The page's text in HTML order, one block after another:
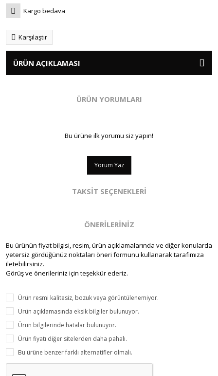
Kargo bedava
Karşılaştır
ÜRÜN AÇIKLAMASI
ÜRÜN YORUMLARI
Bu ürüne ilk yorumu siz yapın!
Yorum Yaz
TAKSİT SEÇENEKLERİ
ÖNERİLERİNİZ
Bu ürünün fiyat bilgisi, resim, ürün açıklamalarında ve diğer konularda
yetersiz gördüğünüz noktaları öneri formunu kullanarak tarafımıza
iletebilirsiniz.
Görüş ve önerileriniz için teşekkür ederiz.
Ürün resmi kalitesiz, bozuk veya görüntülenemiyor.
Ürün açıklamasında eksik bilgiler bulunuyor.
Ürün bilgilerinde hatalar bulunuyor.
Ürün fiyatı diğer sitelerden daha pahalı.
Bu ürüne benzer farklı alternatifler olmalı.